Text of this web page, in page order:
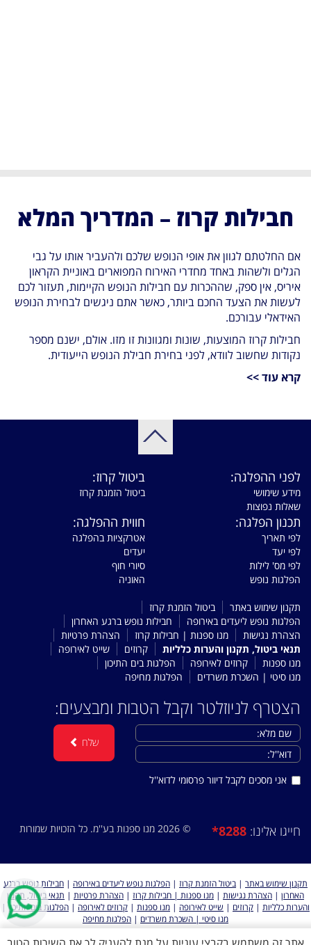
חבילות קרוז – המדריך המלא
אם החלטתם לגוון את אופי הנופש שלכם ולהעביר אותו על גבי
הגלים ולשהות באחד מחדרי האירוח המפוארים באוניית הקראון
איריס, אין ספק, שההכרות עם חבילות הנופש הקיימות, תעזור לכם
לעשות את הצעד החכם ביותר, כאשר אתם ניגשים לבחירת הנופש
האידאלי עבורכם.
חבילות קרוז המוצעות, שונות ומגוונות זו מזו. אולם, ישנם מספר
נקודות שחשוב לוודא, לפני בחירת חבילת הנופש הייעודית.
קרא עוד >>
לפני ההפלגה:
מידע שימושי
שאלות נפוצות
ביטול קרוז:
ביטול הזמנת קרוז
תכנון הפלגה:
לפי תאריך
לפי יעד
לפי מס' לילות
הפלגות נופש
חווית ההפלגה:
אטרקציות בהפלגה
יעדים
סיורי חוף
האוניה
תקנון שימוש באתר
ביטול הזמנת קרוז
הפלגות נופש ליעדים באירופה
חבילות נופש ברגע האחרון
הצהרת נגישות
מנו ספנות | חבילות קרוז
הצהרת פרטיות
תנאי ביטול, תקנון והערות כלליות
קרוזים
שייט לאירופה
מנו ספנות
קרוזים לאירופה
הפלגות בים התיכון
מנו סיטי | השכרת משרדים
הפלגות מחיפה
הצטרף לניוזלטר וקבל הטבות ומבצעים:
אני מסכים לקבל דיוור פרסומי לדוא''ל
שלח
חייגו אלינו: *8288 © 2026 מנו ספנות בע''מ. כל הזכויות שמורות
תקנון שימוש באתר | ביטול הזמנת קרוז | הפלגות נופש ליעדים באירופה | חבילות נופש ברגע
האחרון | הצהרת נגישות | מנו ספנות | חבילות קרוז | הצהרת פרטיות | תנאי ביטול, תקנון
והערות כלליות | קרוזים | שייט לאירופה | מנו ספנות | קרוזים לאירופה | הפלגות בים התיכון |
מנו סיטי | השכרת משרדים | הפלגות מחיפה